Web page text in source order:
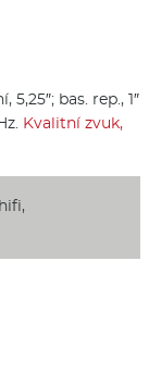
bas. rep., 1″
Kvalitní zvuk,